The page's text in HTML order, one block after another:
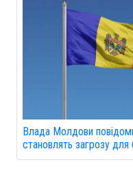
Влада Молдови
становлять загрозу для